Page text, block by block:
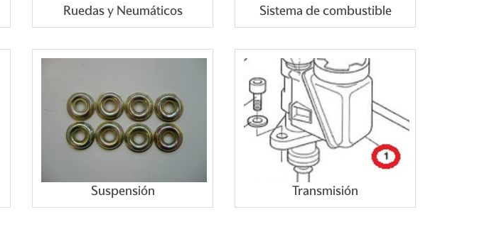
Ruedas y Neumáticos Sistema de combustible
Suspensión Transmisión